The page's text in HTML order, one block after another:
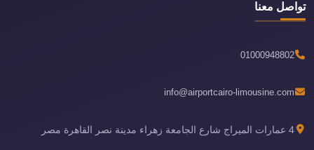
تواصل معنا
01000948802
info@airportcairo-limousine.com
4 عمارات الميراج شارع الجامعة زهراء مدينة نصر القاهرة مصر